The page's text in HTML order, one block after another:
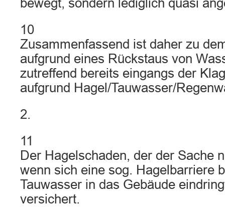
bewegt, sondern lediglich quasi
10
Zusammenfassend ist daher zu
aufgrund eines Rückstaus von
zutreffend bereits eingangs der
aufgrund Hagel/Tauwasser/
2.
11
Der Hagelschaden, der der Sache
wenn sich eine sog. Hagelbarriere
Tauwasser in das Gebäude
versichert.